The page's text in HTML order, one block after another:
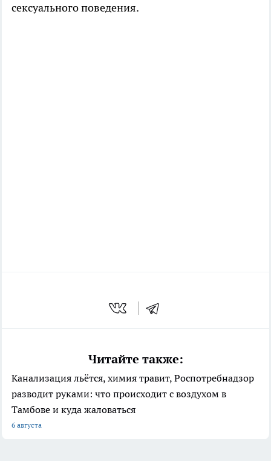
сексуального поведения.
Читайте также:
Канализация льётся, химия травит, Роспотребнадзор
разводит руками: что происходит с воздухом в
Тамбове и куда жаловаться
6 августа